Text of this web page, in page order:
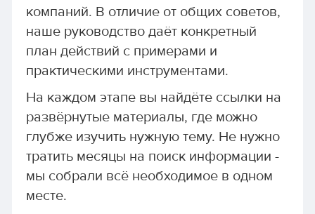
компаний. В отличие от общих советов,
наше руководство даёт конкретный
план действий с примерами и
практическими инструментами.
На каждом этапе вы найдёте ссылки на
развёрнутые материалы, где можно
глубже изучить нужную тему. Не нужно
тратить месяцы на поиск информации -
мы собрали всё необходимое в одном
месте.